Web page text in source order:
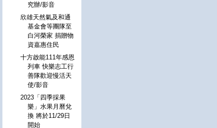
究辦/影音
欣雄天然氣及和通
基金會等團隊至
白河榮家 捐贈物
資嘉惠住民
十方啟能111年感恩
列車 快樂志工行
善隊歡迎慢活天
使/影音
2023「四季採果
樂」水果月曆兌
換 將於11/29日
開始